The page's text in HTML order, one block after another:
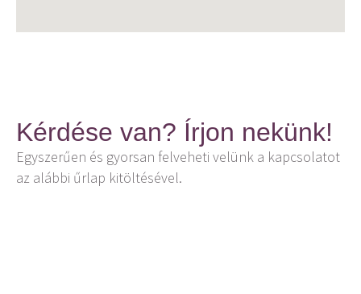
Kérdése van? Írjon nekünk!
Egyszerűen és gyorsan felveheti velünk a kapcsolatot
az alábbi űrlap kitöltésével.